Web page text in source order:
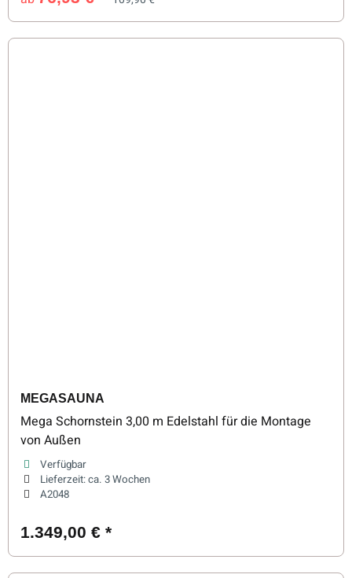
MEGASAUNA
Mega Schornstein 3,00 m Edelstahl für die Montage
von Außen
Verfügbar
Lieferzeit:ca. 3 Wochen
A2048
1.349,00 € *